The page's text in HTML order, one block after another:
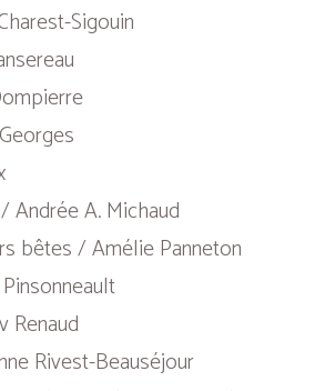
Sigouin
Andrée A. Michaud
bêtes / Amélie Panneton
Rivest-Beauséjour